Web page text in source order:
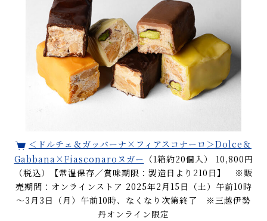
＜ドルチェ＆ガッバーナ×フィアスコナーロ＞Dolce＆
Gabbana×Fiasconaroヌガー （1箱約20個入） 10,800円
（税込）【常温保存／賞味期限：製造日より210日】 ※販
売期間：オンラインストア 2025年2月15日（土）午前10時
～3月3日（月）午前10時、なくなり次第終了 ※三越伊勢
丹オンライン限定